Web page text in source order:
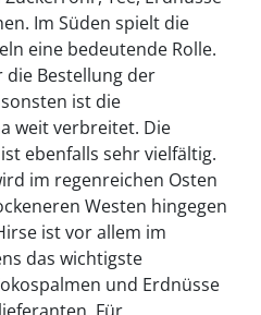
Im Süden spielt die
eine bedeutende Rolle.
Bestellung der
ist die
weit verbreitet. Die
ebenfalls sehr vielfältig.
im regenreichen Osten
Westen hingegen
ist vor allem im
das wichtigste
und Erdnüsse